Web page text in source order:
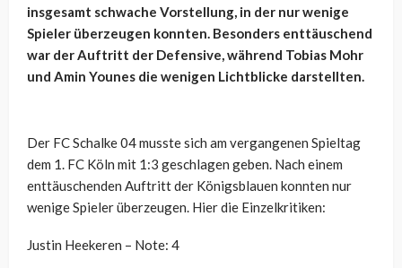
insgesamt schwache Vorstellung, in der nur wenige
Spieler überzeugen konnten. Besonders enttäuschend
war der Auftritt der Defensive, während Tobias Mohr
und Amin Younes die wenigen Lichtblicke darstellten.
Der FC Schalke 04 musste sich am vergangenen Spieltag
dem 1. FC Köln mit 1:3 geschlagen geben. Nach einem
enttäuschenden Auftritt der Königsblauen konnten nur
wenige Spieler überzeugen. Hier die Einzelkritiken:
Justin Heekeren – Note: 4